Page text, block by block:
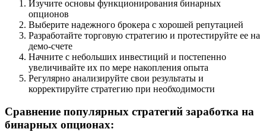
Изучите основы функционирования бинарных
опционов
Выберите надежного брокера с хорошей репутацией
Разработайте торговую стратегию и протестируйте ее на
демо-счете
Начните с небольших инвестиций и постепенно
увеличивайте их по мере накопления опыта
Регулярно анализируйте свои результаты и
корректируйте стратегию при необходимости
Сравнение популярных стратегий заработка на
бинарных опционах: